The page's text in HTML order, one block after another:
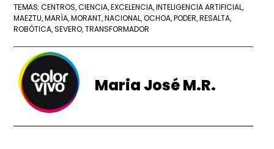
TEMAS:CENTROS ,CIENCIA ,EXCELENCIA ,INTELIGENCIA ARTIFICIAL
MAEZTU ,MARÍA ,MORANT ,NACIONAL ,OCHOA ,PODER ,RESALTA
ROBÓTICA ,SEVERO ,TRANSFORMADOR
Maria José M.R.